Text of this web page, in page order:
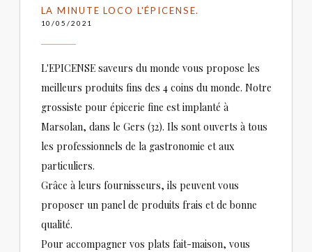
LA MINUTE LOCO L'ÉPICENSE.
10/05/2021
L'EPICENSE saveurs du monde vous propose les
meilleurs produits fins des 4 coins du monde. Notre
grossiste pour épicerie fine est implanté à
Marsolan, dans le Gers (32). Ils sont ouverts à tous
les professionnels de la gastronomie et aux
particuliers.
Grâce à leurs fournisseurs, ils peuvent vous
proposer un panel de produits frais et de bonne
qualité.
Pour accompagner vos plats fait-maison, vous